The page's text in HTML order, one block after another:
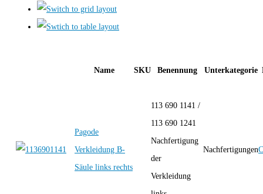
Name SKU Benennung Unterkategorie
Pagode
Verkleidung B-
Säule links rechts
113 690 1141 /
113 690 1241
Nachfertigung
der
Verkleidung
Nachfertigungen